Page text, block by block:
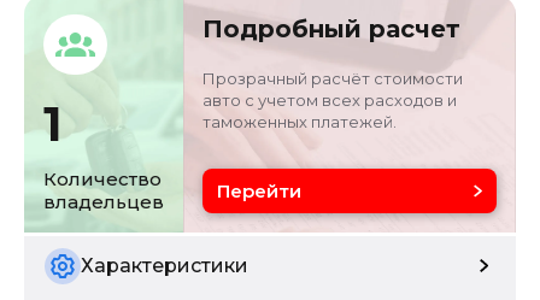
Кузов
кроссовер/
внедорожник
WP1BA29Y3RDA5811
Объём двигателя
3 л
Цвет
Состояние
б/у
1
Количество
владельцев
Подробный расчет
Прозрачный расчёт стоимости
авто с учетом всех расходов и
таможенных платежей.
Перейти
Характеристики